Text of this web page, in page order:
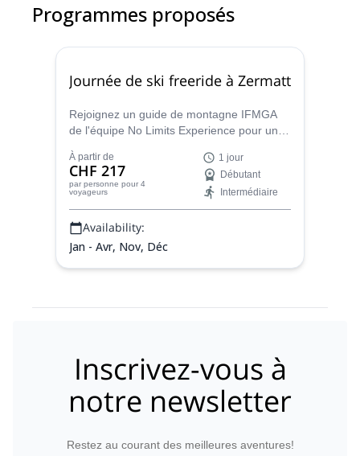
Programmes proposés
Journée de ski freeride à Zermatt
Rejoignez un guide de montagne IFMGA
de l'équipe No Limits Experience pour un
des destinations de ski les plus
emblématiques au monde.
À partir de
CHF 217
par personne pour 4
voyageurs
1 jour
Débutant
Intermédiaire
Availability:
Jan - Avr, Nov, Déc
Inscrivez-vous à
notre newsletter
Restez au courant des meilleures aventures!